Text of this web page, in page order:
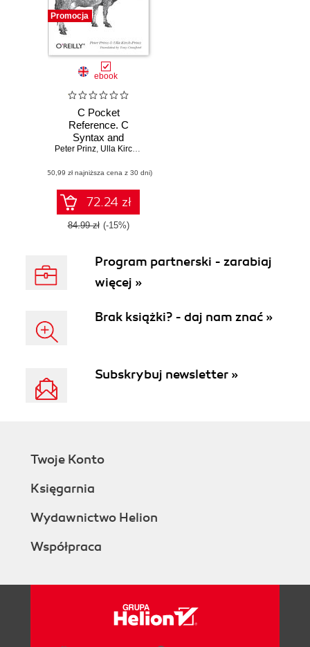
Promocja
ebook
C Pocket
Reference. C
Syntax and
Fundamentals
Peter Prinz, Ulla Kirch-Prinz
(50,99 zł najniższa cena z 30 dni)
72.24 zł
84.99 zł (-15%)
Program partnerski - zarabiaj
więcej »
Brak książki? - daj nam znać »
Subskrybuj newsletter »
Twoje Konto
Księgarnia
Wydawnictwo Helion
Współpraca